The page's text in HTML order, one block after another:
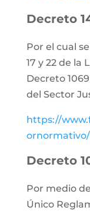
Decreto
Por el cual
17 y 22 de la
Decreto
del Sector
https://
ornormativo/
Decreto
Por medio
Único